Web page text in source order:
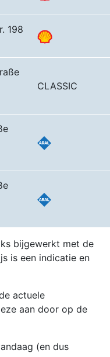
198
CLASSIC
bijgewerkt met de
is een indicatie en
actuele
aan door op de
(en dus